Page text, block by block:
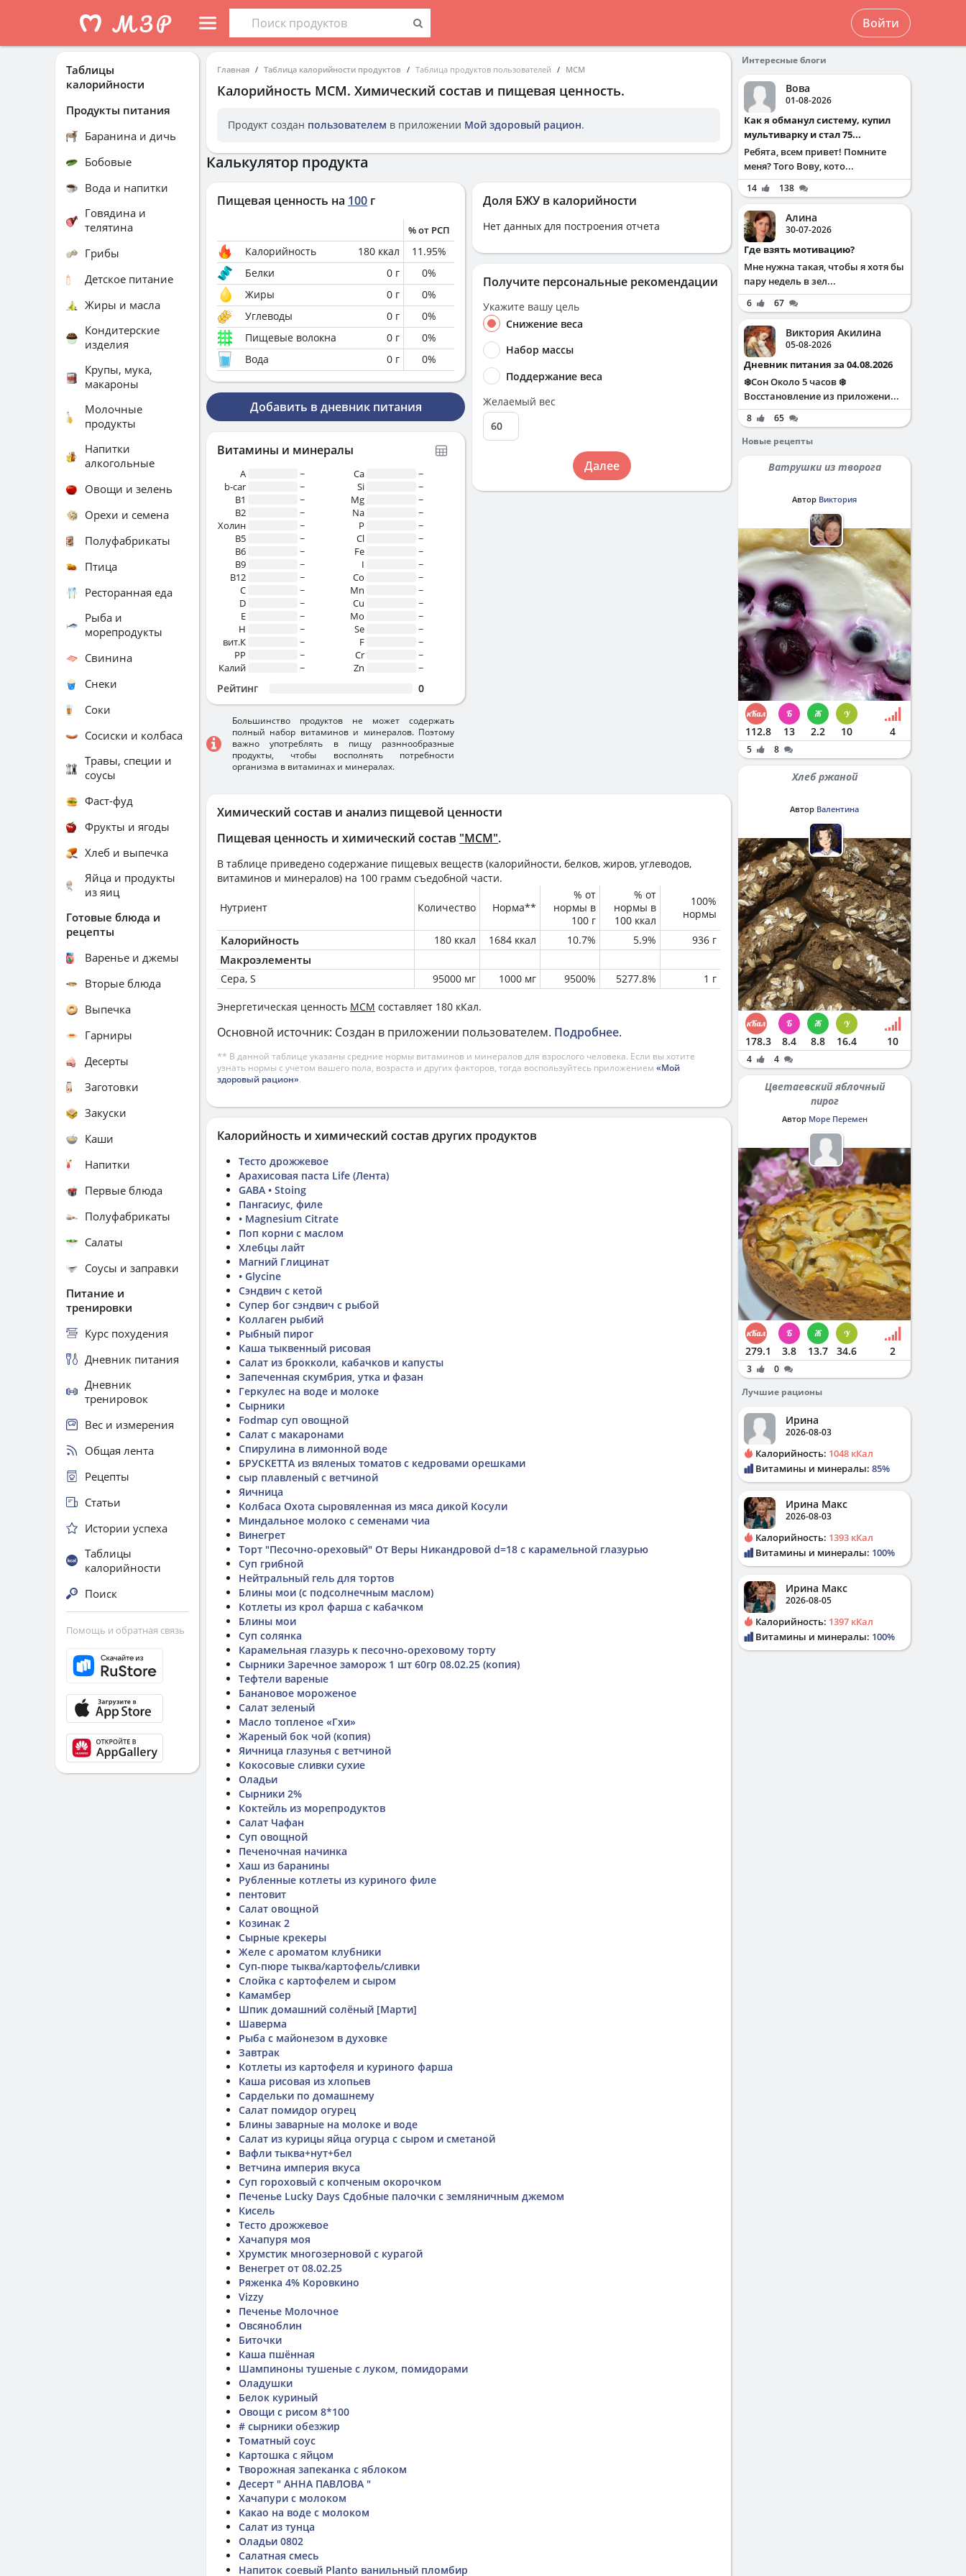
Войти
Главная Таблица калорийности продуктов Таблица продуктов пользователей МСМ
Калорийность МСМ. Химический состав и пищевая ценность.
Продукт создан пользователем в приложении Мой здоровый рацион.
Химический состав и анализ пищевой ценности
Пищевая ценность и химический состав "МСМ".
В таблице приведено содержание пищевых веществ (калорийности, белков, жиров, углеводов,
витаминов и минералов) на 100 грамм съедобной части.
Нутриент Количество Норма**
% от
нормы в
100 г
% от
нормы в
100 ккал
100%
нормы
Калорийность 180 ккал 1684 ккал 10.7% 5.9% 936 г
Макроэлементы
Сера, S 95000 мг 1000 мг 9500% 5277.8% 1 г
Энергетическая ценность МСМ составляет 180 кКал.
Основной источник: Создан в приложении пользователем. Подробнее.
** В данной таблице указаны средние нормы витаминов и минералов для взрослого человека. Если вы хотите
узнать нормы с учетом вашего пола, возраста и других факторов, тогда воспользуйтесь приложением «Мой
здоровый рацион».
Калькулятор продукта
Пищевая ценность на 100 г
% от РСП
Калорийность 180 ккал 11.95%
Белки
0 г 0%
Жиры
0 г 0%
Углеводы
0 г 0%
Пищевые волокна
0 г 0%
Вода
0 г 0%
Добавить в дневник питания
Витамины и минералы
A
~
b-car
~
В1
~
B2
~
Холин
~
B5
~
B6
~
B9
~
B12
~
C
~
D
~
E
~
H
~
вит.К
~
PP
~
Калий
~
Ca
~
Si
~
Mg
~
Na
~
P
~
Cl
~
Fe
~
I
~
Co
~
Mn
~
Cu
~
Mo
~
Se
~
F
~
Cr
~
Zn
~
Рейтинг 0
Большинство продуктов не может содержать
полный набор витаминов и минералов. Поэтому
важно употреблять в пищу разннообразные
продукты, чтобы восполнять потребности
организма в витаминах и минералах.
Доля БЖУ в калорийности
Нет данных для построения отчета
Получите персональные рекомендации
Укажите вашу цель
Снижение веса
Набор массы
Поддержание веса
Желаемый вес
Далее
Калорийность и химический состав других продуктов
Тесто дрожжевое
Арахисовая паста Life (Лента)
GABA • Stoing
Пангасиус, филе
• Magnesium Citrate
Поп корни с маслом
Хлебцы лайт
Магний Глицинат
• Glycine
Сэндвич с кетой
Супер бог сэндвич с рыбой
Коллаген рыбий
Рыбный пирог
Каша тыквенный рисовая
Салат из брокколи, кабачков и капусты
Запеченная скумбрия, утка и фазан
Геркулес на воде и молоке
Сырники
Fodmap суп овощной
Салат с макаронами
Спирулина в лимонной воде
БРУСКЕТТА из вяленых томатов с кедровами орешками
сыр плавленый с ветчиной
Яичница
Колбаса Охота сыровяленная из мяса дикой Косули
Миндальное молоко с семенами чиа
Винегрет
Торт "Песочно-ореховый" От Веры Никандровой d=18 с карамельной глазурью
Суп грибной
Нейтральный гель для тортов
Блины мои (с подсолнечным маслом)
Котлеты из крол фарша с кабачком
Блины мои
Суп солянка
Карамельная глазурь к песочно-ореховому торту
Сырники Заречное заморож 1 шт 60гр 08.02.25 (копия)
Тефтели вареные
Банановое мороженое
Салат зеленый
Масло топленое «Гхи»
Жареный бок чой (копия)
Яичница глазунья с ветчиной
Кокосовые сливки сухие
Оладьи
Сырники 2%
Коктейль из морепродуктов
Салат Чафан
Суп овощной
Печеночная начинка
Хаш из баранины
Рубленные котлеты из куриного филе
пентовит
Салат овощной
Козинак 2
Сырные крекеры
Желе с ароматом клубники
Суп-пюре тыква/картофель/сливки
Слойка с картофелем и сыром
Камамбер
Шпик домашний солёный [Марти]
Шаверма
Рыба с майонезом в духовке
Завтрак
Котлеты из картофеля и куриного фарша
Каша рисовая из хлопьев
Сардельки по домашнему
Салат помидор огурец
Блины заварные на молоке и воде
Салат из курицы яйца огурца с сыром и сметаной
Вафли тыква+нут+бел
Ветчина империя вкуса
Суп гороховый с копченым окорочком
Печенье Lucky Days Сдобные палочки с земляничным джемом
Кисель
Тесто дрожжевое
Хачапуря моя
Хрумстик многозерновой с курагой
Венегрет от 08.02.25
Ряженка 4% Коровкино
Vizzy
Печенье Молочное
Овсяноблин
Биточки
Каша пшённая
Шампиноны тушеные с луком, помидорами
Оладушки
Белок куриный
Овощи с рисом 8*100
# сырники обезжир
Томатный соус
Картошка с яйцом
Творожная запеканка с яблоком
Десерт " АННА ПАВЛОВА "
Хачапури с молоком
Какао на воде с молоком
Салат из тунца
Оладьи 0802
Салатная смесь
Напиток соевый Planto ванильный пломбир
Таблицы
калорийности
Продукты питания
Баранина и дичь
Бобовые
Вода и напитки
Говядина и
телятина
Грибы
Детское питание
Жиры и масла
Кондитерские
изделия
Крупы, мука,
макароны
Молочные
продукты
Напитки
алкогольные
Овощи и зелень
Орехи и семена
Полуфабрикаты
Птица
Ресторанная еда
Рыба и
морепродукты
Свинина
Снеки
Соки
Сосиски и колбаса
Травы, специи и
соусы
Фаст-фуд
Фрукты и ягоды
Хлеб и выпечка
Яйца и продукты
из яиц
Готовые блюда и
рецепты
Варенье и джемы
Вторые блюда
Выпечка
Гарниры
Десерты
Заготовки
Закуски
Каши
Напитки
Первые блюда
Полуфабрикаты
Салаты
Соусы и заправки
Питание и
тренировки
Курс похудения
Дневник питания
Дневник
тренировок
Вес и измерения
Общая лента
Рецепты
Статьи
Истории успеха
Таблицы
калорийности
Поиск
Помощь и обратная связь
Интересные блоги
Вова
01-08-2026
Как я обманул систему, купил
мультиварку и стал 75...
Ребята, всем привет! Помните
меня? Того Вову, кото...
14 138
Алина
30-07-2026
Где взять мотивацию?
Мне нужна такая, чтобы я хотя бы
пару недель в зел...
6 67
Виктория Акилина
05-08-2026
Дневник питания за 04.08.2026
❄️Сон Около 5 часов ❄️
Восстановление из приложени...
8
65
Новые рецепты
Ватрушки из творога
Автор Виктория
112.8 13 2.2 10 4
5 8
Хлеб ржаной
Автор Валентина
178.3 8.4 8.8 16.4 10
4 4
Цветаевский яблочный
пирог
Автор Море Перемен
279.1 3.8 13.7 34.6 2
3
0
Лучшие рационы
Ирина
2026-08-03
Калорийность: 1048 кКал
Витамины и минералы: 85%
Ирина Макс
2026-08-03
Калорийность: 1393 кКал
Витамины и минералы: 100%
Ирина Макс
2026-08-05
Калорийность: 1397 кКал
Витамины и минералы: 100%